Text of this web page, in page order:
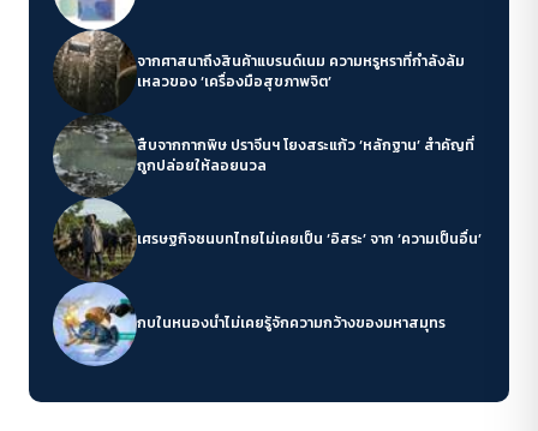
จากศาสนาถึงสินค้าแบรนด์เนม ความหรูหราที่กำลังล้ม
เหลวของ ‘เครื่องมือสุขภาพจิต’
สืบจากกากพิษ ปราจีนฯ โยงสระแก้ว ‘หลักฐาน’ สำคัญที่
ถูกปล่อยให้ลอยนวล
เศรษฐกิจชนบทไทยไม่เคยเป็น ‘อิสระ’ จาก ‘ความเป็นอื่น’
กบในหนองน้ำไม่เคยรู้จักความกว้างของมหาสมุทร
ACCESS